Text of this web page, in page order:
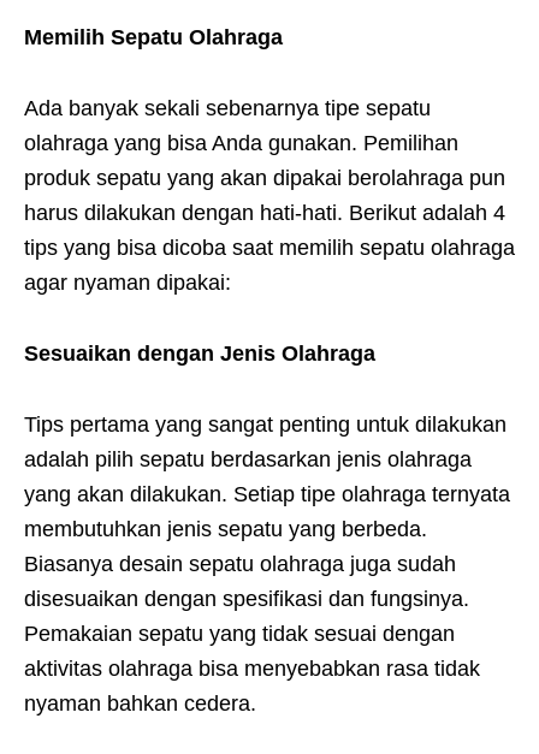
Memilih Sepatu Olahraga
Ada banyak sekali sebenarnya tipe sepatu
olahraga yang bisa Anda gunakan. Pemilihan
produk sepatu yang akan dipakai berolahraga pun
harus dilakukan dengan hati-hati. Berikut adalah 4
tips yang bisa dicoba saat memilih sepatu olahraga
agar nyaman dipakai:
Sesuaikan dengan Jenis Olahraga
Tips pertama yang sangat penting untuk dilakukan
adalah pilih sepatu berdasarkan jenis olahraga
yang akan dilakukan. Setiap tipe olahraga ternyata
membutuhkan jenis sepatu yang berbeda.
Biasanya desain sepatu olahraga juga sudah
disesuaikan dengan spesifikasi dan fungsinya.
Pemakaian sepatu yang tidak sesuai dengan
aktivitas olahraga bisa menyebabkan rasa tidak
nyaman bahkan cedera.